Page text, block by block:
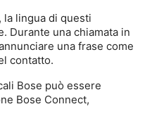
lingua di questi
Durante una chiamata in
una frase come
contatto.
Bose può essere
Bose Connect,